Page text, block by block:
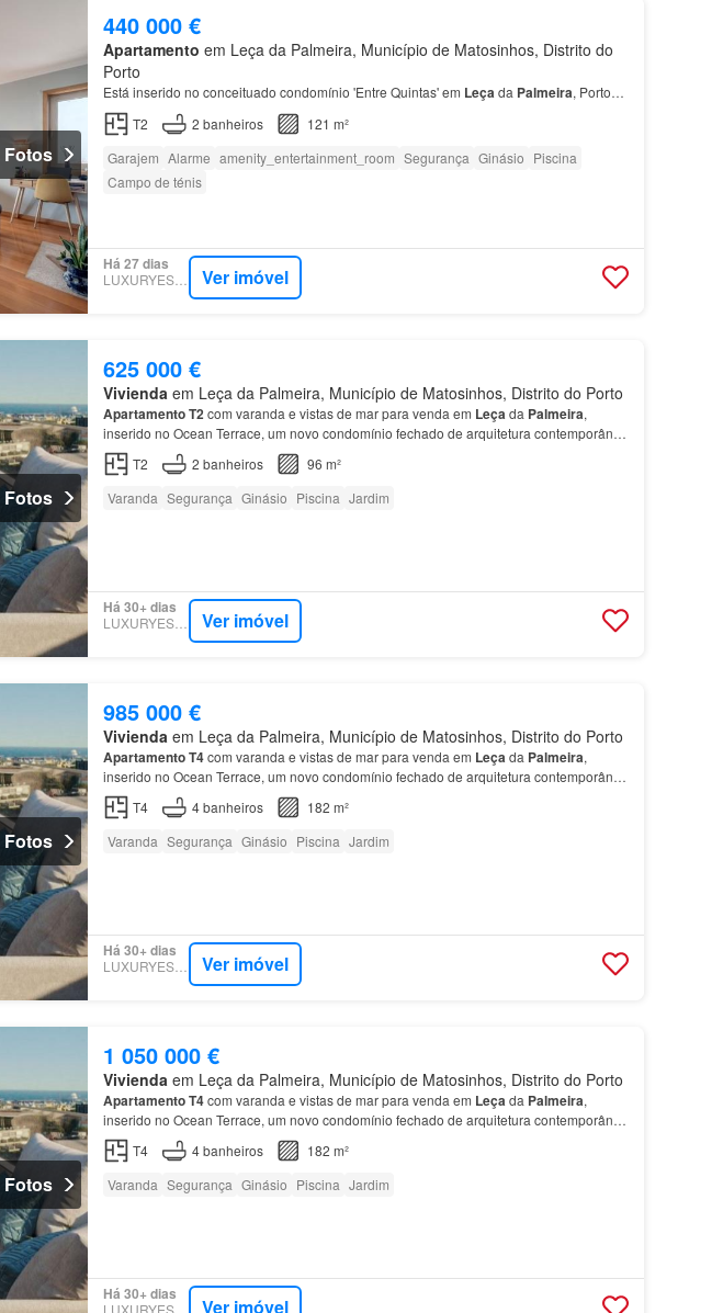
Fotos
440 000 €
Apartamento em Leça da Palmeira, Município de Matosinhos, Distrito do
Porto
Está inserido no conceituado condomínio 'Entre Quintas' em Leçada Palmeira, Porto…
T2
2 banheiros
121 m²
Garajem Alarme amenity_entertainment_room Segurança Ginásio Piscina
Campo de ténis
Há 27 dias
LUXURYESTATE Ver imóvel
Fotos
625 000 €
Vivienda em Leça da Palmeira, Município de Matosinhos, Distrito do Porto
ApartamentoT2com varanda e vistas de mar para venda em Leçada Palmeira,
inserido no Ocean Terrace, um novo condomínio fechado de arquitetura contemporânea
Na área privada do
apartamento
T2 2 banheiros
96 m²
Varanda Segurança Ginásio Piscina Jardim
Há 30+ dias
LUXURYESTATE Ver imóvel
Fotos
985 000 €
Vivienda em Leça da Palmeira, Município de Matosinhos, Distrito do Porto
ApartamentoT4com varanda e vistas de mar para venda em Leçada Palmeira,
inserido no Ocean Terrace, um novo condomínio fechado de arquitetura contemporânea
Na área privada do
apartamento
T4 4banheiros
182 m²
Varanda Segurança Ginásio Piscina Jardim
Há 30+ dias
LUXURYESTATE Ver imóvel
Fotos
1 050 000 €
Vivienda em Leça da Palmeira, Município de Matosinhos, Distrito do Porto
ApartamentoT4com varanda e vistas de mar para venda em Leçada Palmeira,
inserido no Ocean Terrace, um novo condomínio fechado de arquitetura contemporânea
Na área privada do
apartamento
T4 4banheiros
182 m²
Varanda Segurança Ginásio Piscina Jardim
Há 30+ dias
Ver imóvel